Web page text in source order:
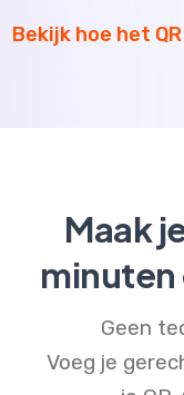
Bekijk hoe het
Maak
minuten
Geen
Voeg je